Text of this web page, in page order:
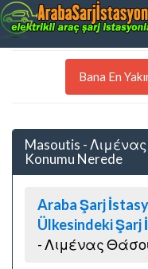
Bana En
Masoutis -
Konumu Nerede
Araba Şarj
Ülkesindeki Şarj
- Λιμένας